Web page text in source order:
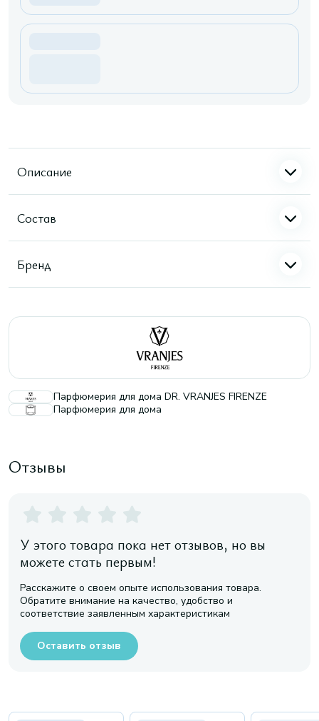
Описание
Состав
Бренд
Парфюмерия для дома DR. VRANJES FIRENZE
Парфюмерия для дома
Отзывы
У этого товара пока нет отзывов, но вы
можете стать первым!
Расскажите о своем опыте использования товара.
Обратите внимание на качество, удобство и
соответствие заявленным характеристикам
Оставить отзыв